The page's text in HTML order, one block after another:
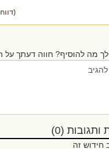
(דווח
מה להוסיף? חווה דעתך על
(0)
זה